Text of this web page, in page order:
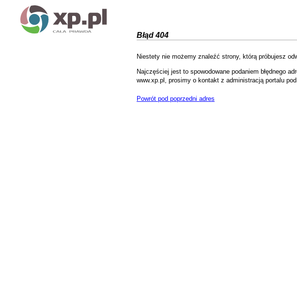
Błąd 404
Niestety nie możemy znaleźć strony, którą próbujesz
Najczęściej jest to spowodowane podaniem błędnego
www.xp.pl, prosimy o kontakt z administracją portalu
Powrót pod poprzedni adres